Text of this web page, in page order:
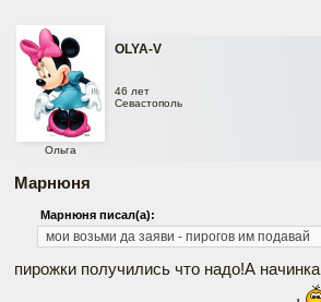
OLYA-V
Ольга
46 лет
Севастополь
Марнюня
Марнюня писал(а):
мои возьми да заяви - пирогов им подавай
пирожки получились что надо!А начинка